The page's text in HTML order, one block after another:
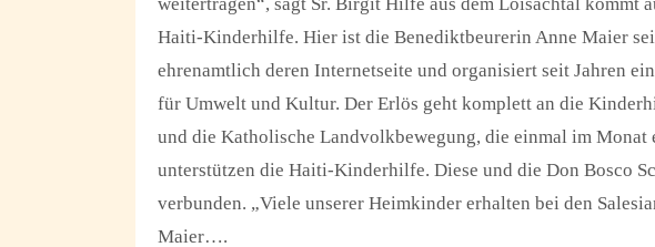
Haiti-Kinderhilfe. Hier ist die Benediktbeurerin Anne Maier
ehrenamtlich deren Internetseite und organisiert seit Jahren
für Umwelt und Kultur. Der Erlös geht komplett an die
und die Katholische Landvolkbewegung, die einmal im
unterstützen die Haiti-Kinderhilfe. Diese und die Don Bosco
verbunden. „Viele unserer Heimkinder erhalten bei den
Maier….